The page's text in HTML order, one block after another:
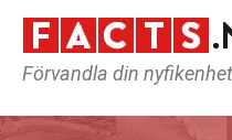
Förvandla din